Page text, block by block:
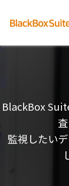
BlackBox
監視したい